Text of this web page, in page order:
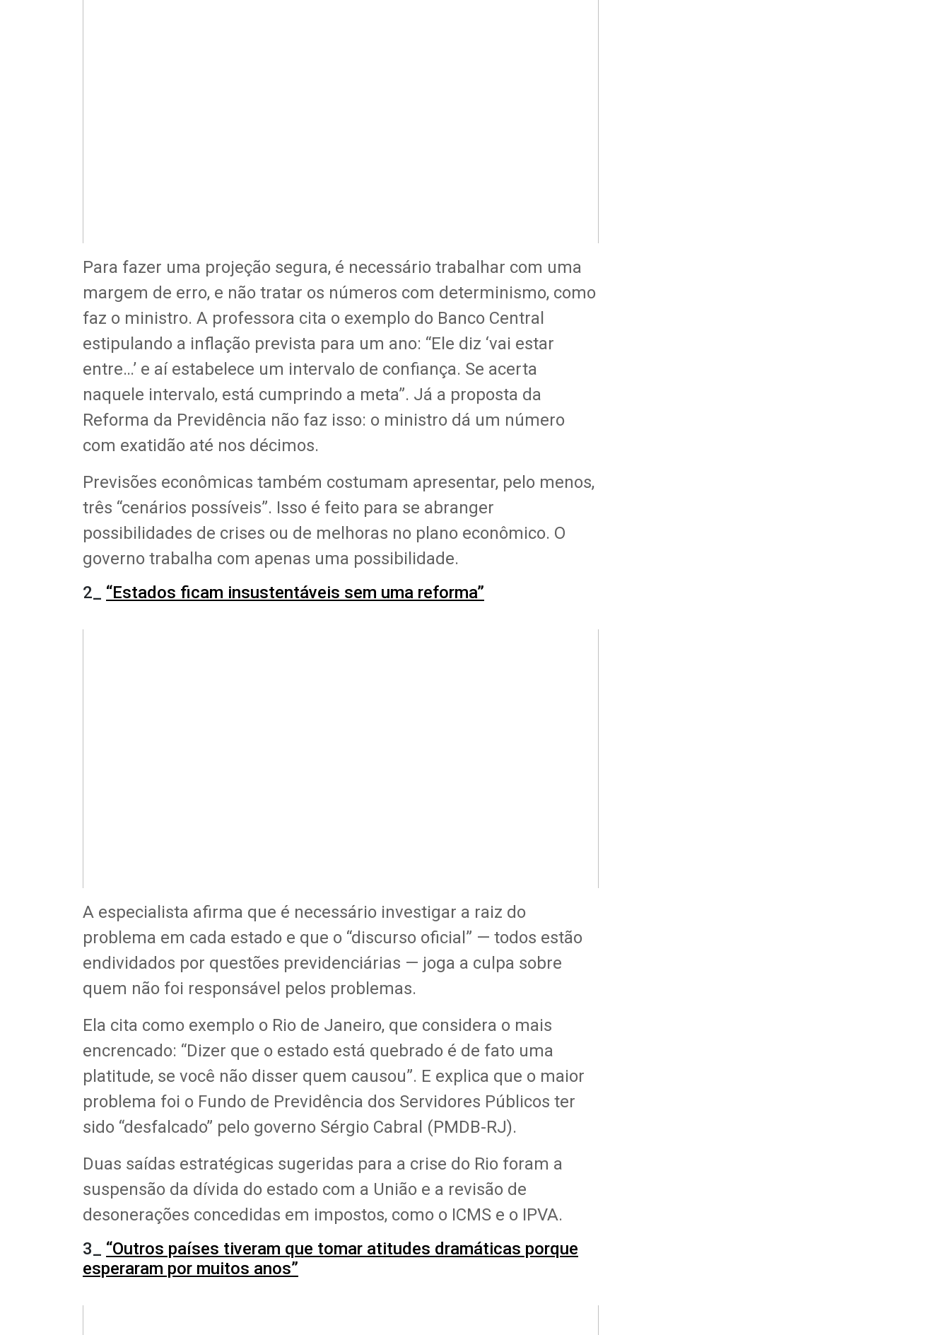
Para fazer uma projeção segura, é necessário trabalhar com uma
margem de erro, e não tratar os números com determinismo, como
faz o ministro. A professora cita o exemplo do Banco Central
estipulando a inflação prevista para um ano: “Ele diz ‘vai estar
entre…’ e aí estabelece um intervalo de confiança. Se acerta
naquele intervalo, está cumprindo a meta”. Já a proposta da
Reforma da Previdência não faz isso: o ministro dá um número
com exatidão até nos décimos.
Previsões econômicas também costumam apresentar, pelo menos,
três “cenários possíveis”. Isso é feito para se abranger
possibilidades de crises ou de melhoras no plano econômico. O
governo trabalha com apenas uma possibilidade.
2_ “Estados ficam insustentáveis sem uma reforma”
A especialista afirma que é necessário investigar a raiz do
problema em cada estado e que o “discurso oficial” — todos estão
endividados por questões previdenciárias — joga a culpa sobre
quem não foi responsável pelos problemas.
Ela cita como exemplo o Rio de Janeiro, que considera o mais
encrencado: “Dizer que o estado está quebrado é de fato uma
platitude, se você não disser quem causou”. E explica que o maior
problema foi o Fundo de Previdência dos Servidores Públicos ter
sido “desfalcado” pelo governo Sérgio Cabral (PMDB-RJ).
Duas saídas estratégicas sugeridas para a crise do Rio foram a
suspensão da dívida do estado com a União e a revisão de
desonerações concedidas em impostos, como o ICMS e o IPVA.
3_ “Outros países tiveram que tomar atitudes dramáticas porque
esperaram por muitos anos”